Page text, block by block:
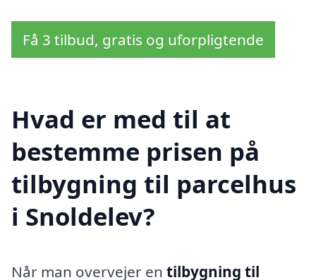
Få 3 tilbud, gratis og uforpligtende
Hvad er med til at
bestemme prisen på
tilbygning til parcelhus
i Snoldelev?
Når man overvejer en tilbygning til